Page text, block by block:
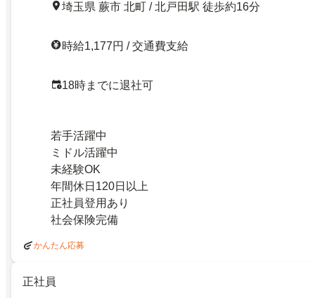
埼玉県 蕨市 北町 / 北戸田駅 徒歩約16分
時給1,177円 / 交通費支給
18時までに退社可
若手活躍中
ミドル活躍中
未経験OK
年間休日120日以上
正社員登用あり
社会保険完備
かんたん応募
正社員